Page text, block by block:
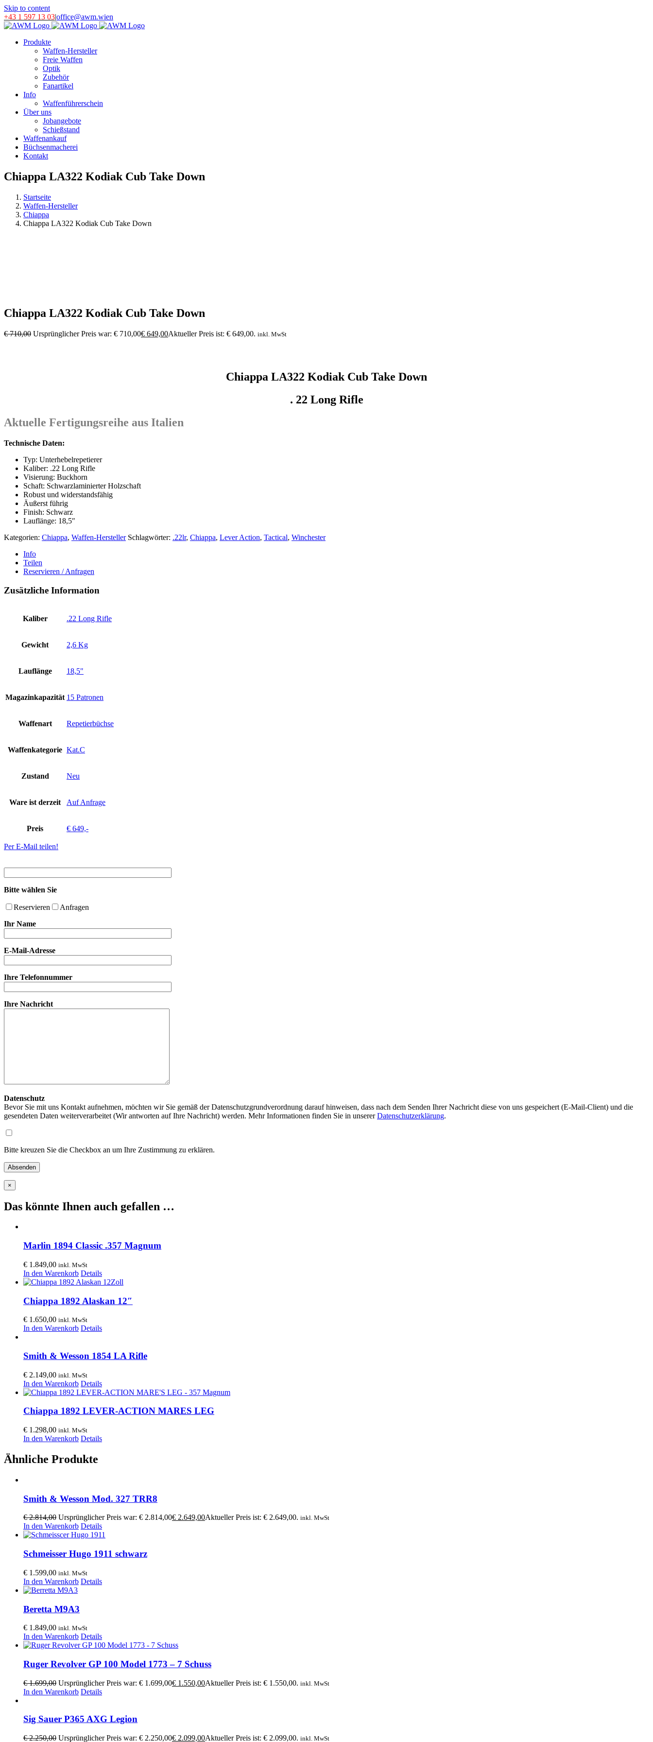
Skip to content
+43 1 597 13 03|office@awm.wien
Produkte
Waffen-Hersteller
Freie Waffen
Optik
Zubehör
Fanartikel
Info
Waffenführerschein
Über uns
Jobangebote
Schießstand
Waffenankauf
Büchsenmacherei
Kontakt
Chiappa LA322 Kodiak Cub Take Down
Startseite
Waffen-Hersteller
Chiappa
Chiappa LA322 Kodiak Cub Take Down
Chiappa LA322 Kodiak Cub Take Down
€710,00 Ursprünglicher Preis war: € 710,00€ 649,00Aktueller Preis ist: € 649,00. inkl. MwSt
Chiappa LA322 Kodiak Cub Take Down
. 22 Long Rifle
Aktuelle Fertigungsreihe aus Italien
Technische Daten:
Typ: Unterhebelrepetierer
Kaliber: .22 Long Rifle
Visierung: Buckhorn
Schaft: Schwarzlaminierter Holzschaft
Robust und widerstandsfähig
Äußerst führig
Finish: Schwarz
Lauflänge: 18,5″
Kategorien: Chiappa, Waffen-Hersteller Schlagwörter: .22lr, Chiappa, Lever Action, Tactical, Winchester
Info
Teilen
Reservieren / Anfragen
Zusätzliche Information
Kaliber .22 Long Rifle
Gewicht 2,6 Kg
Lauflänge 18,5"
Magazinkapazität 15 Patronen
Waffenart Repetierbüchse
Waffenkategorie Kat.C
Zustand Neu
Ware ist derzeit Auf Anfrage
Preis € 649,-
Per E-Mail teilen!
Bitte wählen Sie
Reservieren
Anfragen
Ihr Name
E-Mail-Adresse
Ihre Telefonnummer
Ihre Nachricht
Datenschutz
Bevor Sie mit uns Kontakt aufnehmen, möchten wir Sie gemäß der Datenschutzgrundverordnung darauf hinweisen, dass nach dem Senden Ihrer Nachricht diese von uns gespeichert (E-Mail-Client) und die
gesendeten Daten weiterverarbeitet (Wir antworten auf Ihre Nachricht) werden. Mehr Informationen finden Sie in unsererDatenschutzerklärung.
Bitte kreuzen Sie die Checkbox an um Ihre Zustimmung zu erklären.
×
Das könnte Ihnen auch gefallen …
Marlin 1894 Classic .357 Magnum
€ 1.849,00 inkl. MwSt
In den Warenkorb Details
Chiappa 1892 Alaskan 12″
€ 1.650,00 inkl. MwSt
In den Warenkorb Details
Smith & Wesson 1854 LA Rifle
€ 2.149,00 inkl. MwSt
In den Warenkorb Details
Chiappa 1892 LEVER-ACTION MARES LEG
€ 1.298,00 inkl. MwSt
In den Warenkorb Details
Ähnliche Produkte
Smith & Wesson Mod. 327 TRR8
€2.814,00 Ursprünglicher Preis war: € 2.814,00€ 2.649,00Aktueller Preis ist: € 2.649,00. inkl. MwSt
In den Warenkorb Details
Schmeisser Hugo 1911 schwarz
€ 1.599,00 inkl. MwSt
In den Warenkorb Details
Beretta M9A3
€ 1.849,00 inkl. MwSt
In den Warenkorb Details
Ruger Revolver GP 100 Model 1773 – 7 Schuss
€1.699,00 Ursprünglicher Preis war: € 1.699,00€ 1.550,00Aktueller Preis ist: € 1.550,00. inkl. MwSt
In den Warenkorb Details
Sig Sauer P365 AXG Legion
€2.250,00 Ursprünglicher Preis war: € 2.250,00€ 2.099,00Aktueller Preis ist: € 2.099,00. inkl. MwSt